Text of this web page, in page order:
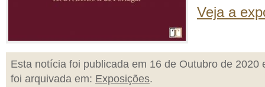
Veja a
Esta notícia foi publicada em 16 de Outubro de 2020
foi arquivada em: Exposições.